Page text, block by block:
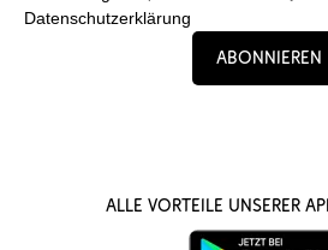
Datenschutzerklärung
Abonnieren
Alle Vorteile unserer